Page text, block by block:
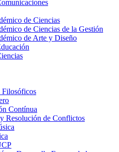
de Ciencias
de Ciencias de la Gestión
de Arte y Diseño
Filosóficos
Contínua
Resolución de Conflictos